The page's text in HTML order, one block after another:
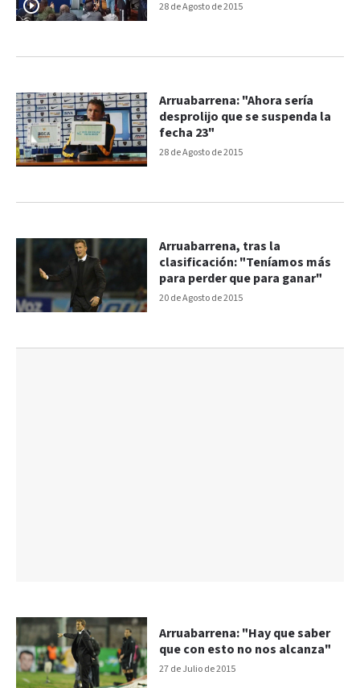
28 de Agosto de 2015
28 de Agosto de 2015
Arruabarrena: "Ahora sería
desprolijo que se suspenda la
fecha 23"
20 de Agosto de 2015
Arruabarrena, tras la
clasificación: "Teníamos más
para perder que para ganar"
27 de Julio de 2015
Arruabarrena: "Hay que saber
que con esto no nos alcanza"